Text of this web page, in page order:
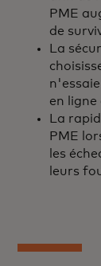
PME
de
La
en
La
PME
les
leurs